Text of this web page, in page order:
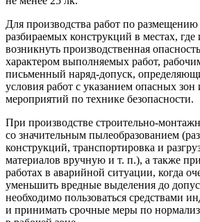
Для производства работ по размещению
разбираемых конструкций в местах,
возникнуть производственная
характером выполняемых работ,
письменный наряд-допуск,
условия работ с указанием опасных
мероприятий по технике безопасности.
При производстве строительно-
со значительным пылеобразованием
конструкций, транспортировка и
материалов вручную и т. п.), а также
работах в аварийной ситуации, когда
уменьшить вредные выделения до
необходимо пользоваться средствами
и принимать срочные меры по